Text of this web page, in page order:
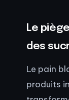
Le
des
Le pain
produits